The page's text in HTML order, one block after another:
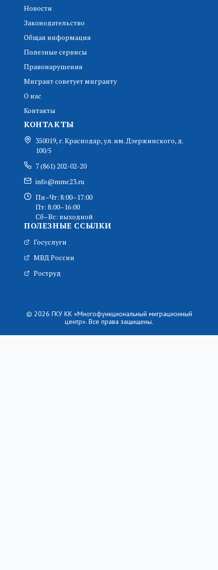
Новости
Законодательство
Общая информация
Полезные сервисы
Правонарушения
Мигрант советует мигранту
О нас
Контакты
КОНТАКТЫ
350019, г. Краснодар, ул. им. Дзержинского, д.
100/5
7 (861) 202-02-20
info@mmc23.ru
Пн–Чт: 8:00–17:00
Пт: 8:00–16:00
Сб–Вс: выходной
ПОЛЕЗНЫЕ ССЫЛКИ
Госуслуги
МВД России
Роструд
© 2026 ГКУ КК «Многофункциональный миграционный
центр». Все права защищены.